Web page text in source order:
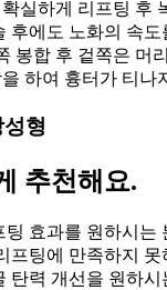
실하게 리프팅 후
후에도 노화의 속
봉합 후 겉쪽은 머
하여 흉터가 티나
형
추천해요.
팅 효과를 원하시는
프팅에 만족하지 못
탄력 개선을 원하시